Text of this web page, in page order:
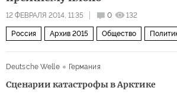
12 ФЕВРАЛЯ 2014, 11:35 0 132
Россия Архив 2015 Общество
Deutsche Welle Германия
Сценарии катастрофы в Арктике